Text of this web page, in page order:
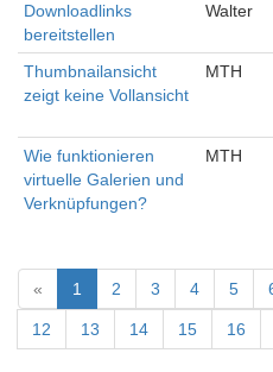
Downloadlinks
bereitstellen
Walter
Thumbnailansicht
zeigt keine Vollansicht
MTH
Wie funktionieren
virtuelle Galerien und
Verknüpfungen?
MTH
« 1 2 3 4 5
12 13 14 15 16